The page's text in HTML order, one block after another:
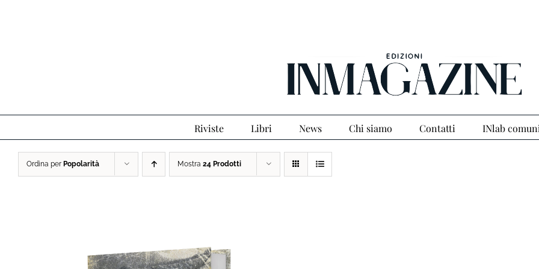
Riviste Libri News Chi siamo Contatti INlab
Ordina per Popolarità Mostra 24 Prodotti